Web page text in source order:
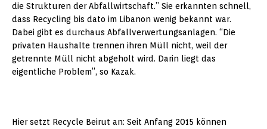
die Strukturen der Abfallwirtschaft.” Sie erkannten schnell,
dass Recycling bis dato im Libanon wenig bekannt war.
Dabei gibt es durchaus Abfallverwertungsanlagen. “Die
privaten Haushalte trennen ihren Müll nicht, weil der
getrennte Müll nicht abgeholt wird. Darin liegt das
eigentliche Problem”, so Kazak.
Hier setzt Recycle Beirut an: Seit Anfang 2015 können